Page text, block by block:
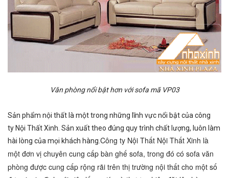
Văn phòng nổi bật hơn với sofa mã VP03
Sản phẩm nội thất là một trong những lĩnh vực nổi bật của công
ty Nội Thất Xinh. Sản xuất theo đúng quy trình chất lượng, luôn làm
hài lòng của mọi khách hàng. Công ty Nội Thất Nội Thất Xinh là
một đơn vị chuyên cung cấp bàn ghế sofa, trong đó có sofa văn
phòng được cung cấp rộng rãi trên thị trường nội thất cho một số